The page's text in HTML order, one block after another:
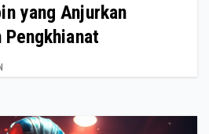
yang Anjurkan
Pengkhianat